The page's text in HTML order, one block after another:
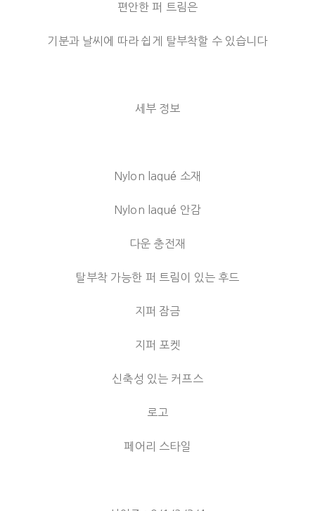
편안한 퍼 트림은
기분과 날씨에 따라 쉽게 탈부착할 수 있습니다
세부 정보
Nylon laqué 소재
Nylon laqué 안감
다운 충전재
탈부착 가능한 퍼 트림이 있는 후드
지퍼 잠금
지퍼 포켓
신축성 있는 커프스
로고
페어리 스타일